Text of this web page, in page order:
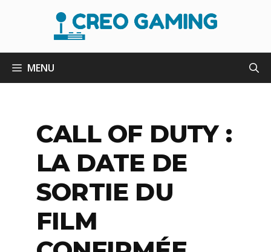
MENU
CALL OF DUTY :
LA DATE DE
SORTIE DU
FILM